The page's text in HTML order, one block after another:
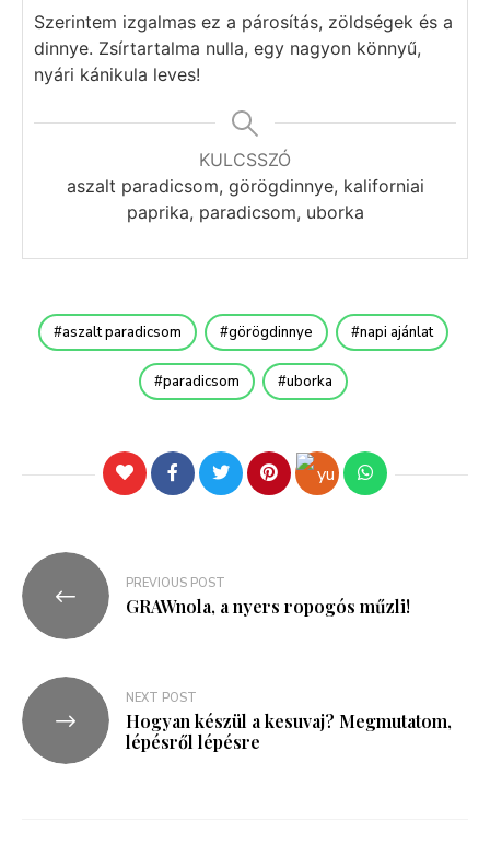
Szerintem izgalmas ez a párosítás, zöldségek és a
dinnye. Zsírtartalma nulla, egy nagyon könnyű,
nyári kánikula leves!
KULCSSZÓ
aszalt paradicsom, görögdinnye, kaliforniai
paprika, paradicsom, uborka
aszalt paradicsom görögdinnye napi ajánlat
paradicsom uborka
PREVIOUS POST
GRAWnola, a nyers ropogós műzli!
NEXT POST
Hogyan készül a kesuvaj? Megmutatom,
lépésről lépésre